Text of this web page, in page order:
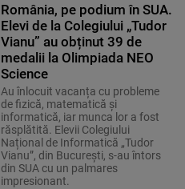
România, pe podium în SUA.
Elevi de la Colegiului „Tudor
Vianu” au obținut 39 de
medalii la Olimpiada NEO
Science
Au înlocuit vacanța cu probleme
de fizică, matematică și
informatică, iar munca lor a fost
răsplătită. Elevii Colegiului
Național de Informatică „Tudor
Vianu”, din București, s-au întors
din SUA cu un palmares
impresionant.